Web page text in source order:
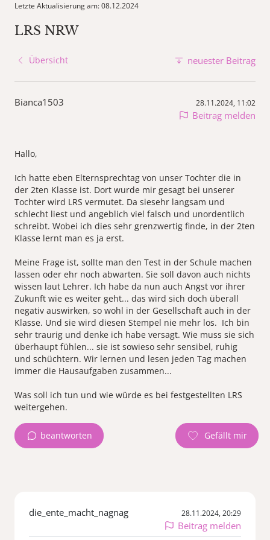
Letzte Aktualisierung am: 08.12.2024
LRS NRW
Übersicht neuester Beitrag
Bianca1503 28.11.2024, 11:02
Beitrag melden
Hallo,
Ich hatte eben Elternsprechtag von unser Tochter die in
der 2ten Klasse ist. Dort wurde mir gesagt bei unserer
Tochter wird LRS vermutet. Da siesehr langsam und
schlecht liest und angeblich viel falsch und unordentlich
schreibt. Wobei ich dies sehr grenzwertig finde, in der 2ten
Klasse lernt man es ja erst.
Meine Frage ist, sollte man den Test in der Schule machen
lassen oder ehr noch abwarten. Sie soll davon auch nichts
wissen laut Lehrer. Ich habe da nun auch Angst vor ihrer
Zukunft wie es weiter geht... das wird sich doch überall
negativ auswirken, so wohl in der Gesellschaft auch in der
Klasse. Und sie wird diesen Stempel nie mehr los. Ich bin
sehr traurig und denke ich habe versagt. Wie muss sie sich
überhaupt fühlen... sie ist sowieso sehr sensibel, ruhig
und schüchtern. Wir lernen und lesen jeden Tag machen
immer die Hausaufgaben zusammen...
Was soll ich tun und wie würde es bei festgestellten LRS
beantworten
die_ente_macht_nagnag 28.11.2024, 20:29
Beitrag melden